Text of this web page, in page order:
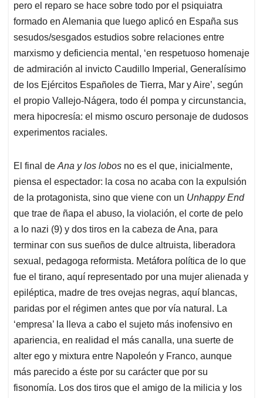
pero el reparo se hace sobre todo por el psiquiatra
formado en Alemania que luego aplicó en España sus
sesudos/sesgados estudios sobre relaciones entre
marxismo y deficiencia mental, ‘en respetuoso homenaje
de admiración al invicto Caudillo Imperial, Generalísimo
de los Ejércitos Españoles de Tierra, Mar y Aire’, según
el propio Vallejo-Nágera, todo él pompa y circunstancia,
mera hipocresía: el mismo oscuro personaje de dudosos
experimentos raciales.
El final de Ana y los lobos no es el que, inicialmente,
piensa el espectador: la cosa no acaba con la expulsión
de la protagonista, sino que viene con un Unhappy End
que trae de ñapa el abuso, la violación, el corte de pelo
a lo nazi (9) y dos tiros en la cabeza de Ana, para
terminar con sus sueños de dulce altruista, liberadora
sexual, pedagoga reformista. Metáfora política de lo que
fue el tirano, aquí representado por una mujer alienada y
epiléptica, madre de tres ovejas negras, aquí blancas,
paridas por el régimen antes que por vía natural. La
‘empresa’ la lleva a cabo el sujeto más inofensivo en
apariencia, en realidad el más canalla, una suerte de
alter ego y mixtura entre Napoleón y Franco, aunque
más parecido a éste por su carácter que por su
fisonomía. Los dos tiros que el amigo de la milicia y los